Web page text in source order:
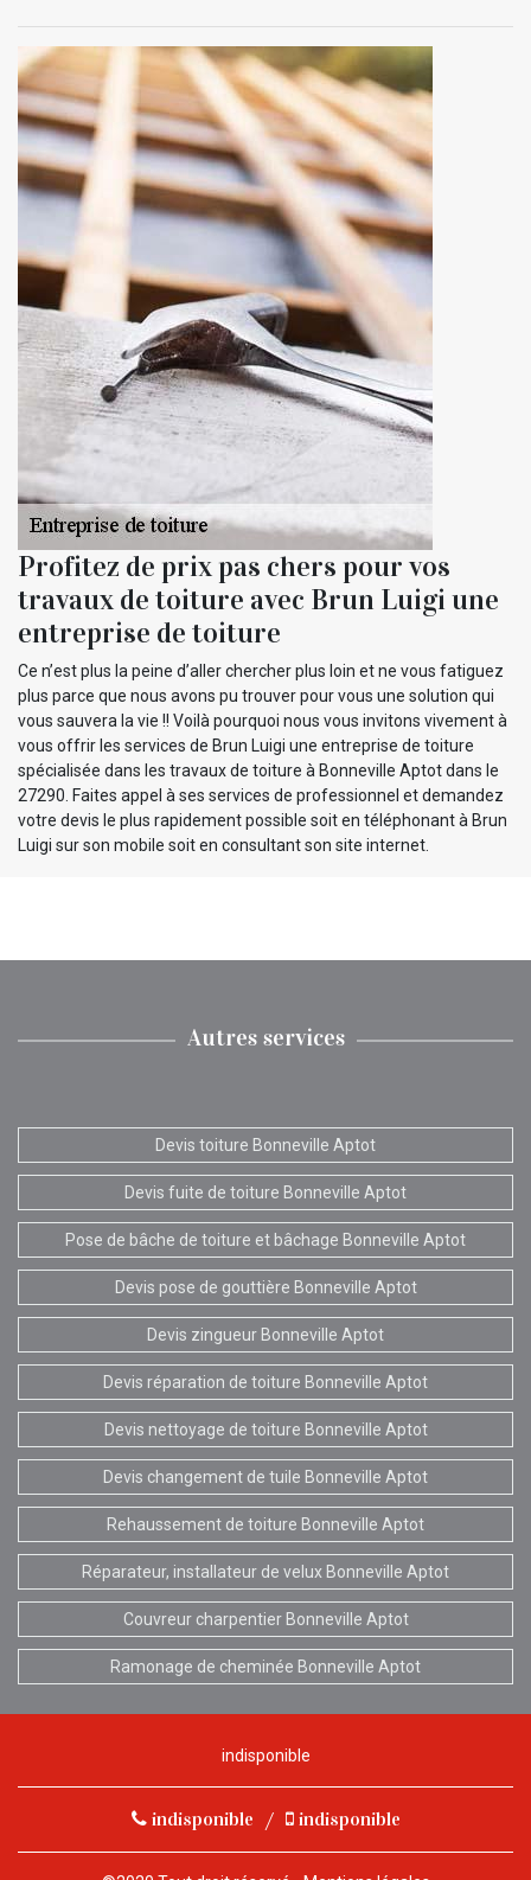
Profitez de prix pas chers pour vos
travaux de toiture avec Brun Luigi une
entreprise de toiture
Ce n’est plus la peine d’aller chercher plus loin et ne vous fatiguez
plus parce que nous avons pu trouver pour vous une solution qui
vous sauvera la vie !! Voilà pourquoi nous vous invitons vivement à
vous offrir les services de Brun Luigi une entreprise de toiture
spécialisée dans les travaux de toiture à Bonneville Aptot dans le
27290. Faites appel à ses services de professionnel et demandez
votre devis le plus rapidement possible soit en téléphonant à Brun
Luigi sur son mobile soit en consultant son site internet.
Autres services
Devis toiture Bonneville Aptot
Devis fuite de toiture Bonneville Aptot
Pose de bâche de toiture et bâchage Bonneville Aptot
Devis pose de gouttière Bonneville Aptot
Devis zingueur Bonneville Aptot
Devis réparation de toiture Bonneville Aptot
Devis nettoyage de toiture Bonneville Aptot
Devis changement de tuile Bonneville Aptot
Rehaussement de toiture Bonneville Aptot
Réparateur, installateur de velux Bonneville Aptot
Couvreur charpentier Bonneville Aptot
Ramonage de cheminée Bonneville Aptot
indisponible
indisponible / indisponible